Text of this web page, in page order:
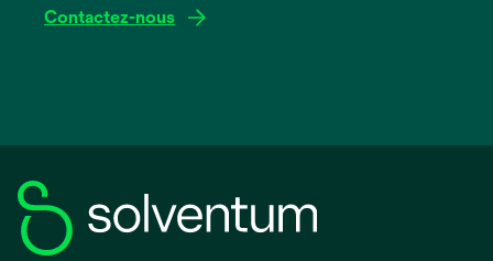
Contactez-nous